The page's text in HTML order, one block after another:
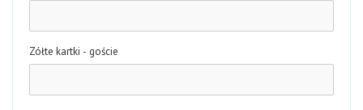
Zółte kartki - goście